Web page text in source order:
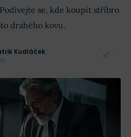
se, kde koupit stříbro
drahého kovu.
Kudláček